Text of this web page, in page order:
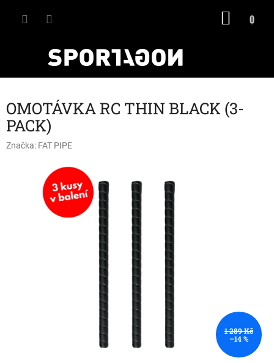
OMOTÁVKA RC THIN BLACK (3-
PACK)
Značka: FAT PIPE
1 289 Kč
–14 %